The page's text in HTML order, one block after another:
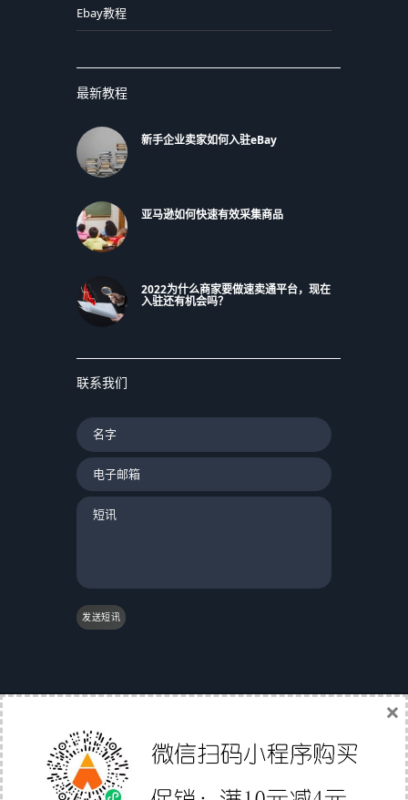
Ebay教程
最新教程
新手企业卖家如何入驻eBay
亚马逊如何快速有效采集商品
2022为什么商家要做速卖通平台，现在
入驻还有机会吗？
联系我们
发送短讯
导航|中国家具网
|
Affiliate Directory|外贸直通职
×